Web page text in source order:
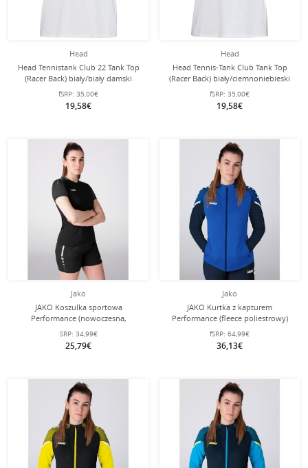
Head
Head Tennistank Club 22 Tank Top
(Racer Back) biały/biały damski
fSRP: 35,00€
19,58€
Head
Head Tennis-Tank Club Tank Top
(Racer Back) biały/ciemnoniebieski
damski
fSRP: 35,00€
19,58€
Jako
JAKO Koszulka sportowa
Performance (nowoczesna,
oddychająca, szybko schnąca)
czarna/grafitowa dla kobiet
SRP: 34,99€
25,79€
Jako
JAKO Kurtka z kapturem
Performance (fleece poliestrowy)
niebieska/marynarska damska
fSRP: 64,99€
36,13€